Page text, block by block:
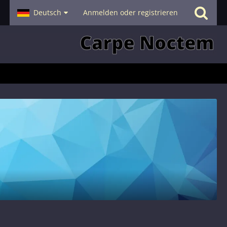
Hilfe
Deutsch Anmelden oder registrieren